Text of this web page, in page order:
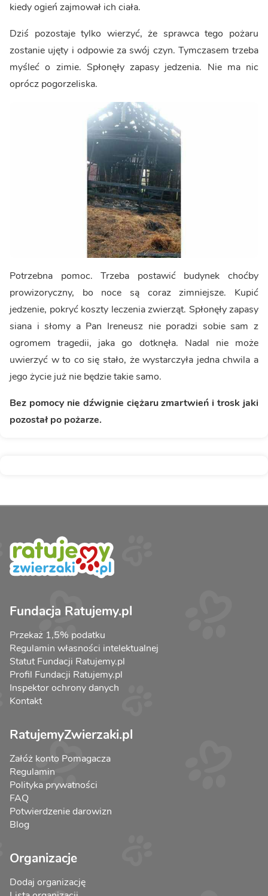
kiedy ogień zajmował ich ciała.
Dziś pozostaje tylko wierzyć, że sprawca tego pożaru
zostanie ujęty i odpowie za swój czyn. Tymczasem trzeba
myśleć o zimie. Spłonęły zapasy jedzenia. Nie ma nic
oprócz pogorzeliska.
Potrzebna pomoc. Trzeba postawić budynek choćby
prowizoryczny, bo noce są coraz zimniejsze. Kupić
jedzenie, pokryć koszty leczenia zwierząt. Spłonęły zapasy
siana i słomy a Pan Ireneusz nie poradzi sobie sam z
ogromem tragedii, jaka go dotknęła. Nadal nie może
uwierzyć w to co się stało, że wystarczyła jedna chwila a
jego życie już nie będzie takie samo.
Bez pomocy nie dźwignie ciężaru zmartwień i trosk jaki
pozostał po pożarze.
Fundacja Ratujemy.pl
Przekaż 1,5% podatku
Regulamin własności intelektualnej
Statut Fundacji Ratujemy.pl
Profil Fundacji Ratujemy.pl
Inspektor ochrony danych
Kontakt
RatujemyZwierzaki.pl
Załóż konto Pomagacza
Regulamin
Polityka prywatności
FAQ
Potwierdzenie darowizn
Blog
Organizacje
Dodaj organizację